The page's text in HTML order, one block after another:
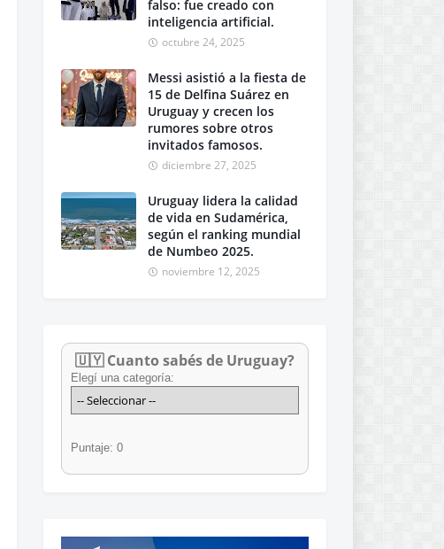
falso: fue creado con
inteligencia artificial.
octubre 24, 2025
Messi asistió a la fiesta de
15 de Delfina Suárez en
Uruguay y crecen los
rumores sobre otros
invitados famosos.
diciembre 27, 2025
Uruguay lidera la calidad
de vida en Sudamérica,
según el ranking mundial
de Numbeo 2025.
noviembre 12, 2025
🇺🇾 Cuanto sabés de Uruguay?
Elegí una categoría:
Puntaje: 0